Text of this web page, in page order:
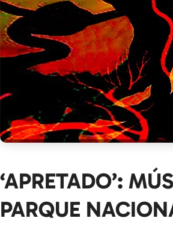
‘APRETADO’:
PARQUE